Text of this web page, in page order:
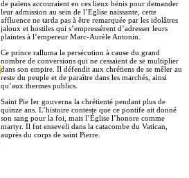
de païens accouraient en ces lieux bénis pour demander
leur admission au sein de l’Eglise naissante, cette
affluence ne tarda pas à être remarquée par les idolâtres
jaloux et hostiles qui s’empressèrent d’adresser leurs
plaintes à l’empereur Marc-Aurèle Antonin.
Ce prince ralluma la persécution à cause du grand
nombre de conversions qui ne cessaient de se multiplier
dans son empire. Il défendit aux chrétiens de se mêler au
reste du peuple et de paraître dans les marchés, ainsi
qu’aux thermes publics.
Saint Pie Ier gouverna la chrétienté pendant plus de
quinze ans. L’histoire conteste que ce pontife ait donné
son sang pour la foi, mais l’Église l’honore comme
martyr. Il fut enseveli dans la catacombe du Vatican,
auprès du corps de saint Pierre.